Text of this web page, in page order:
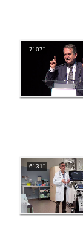
7' 07''
6' 31''